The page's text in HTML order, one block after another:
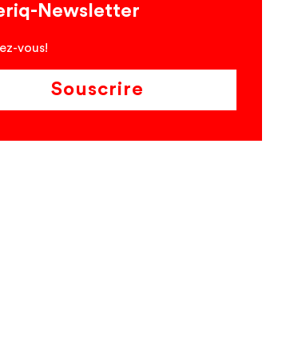
Newsletter
vous!
Souscrire